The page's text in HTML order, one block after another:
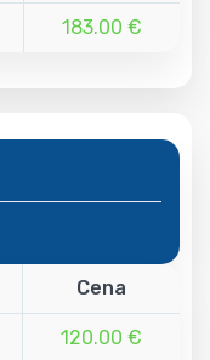
183.00 €
Cena
120.00 €